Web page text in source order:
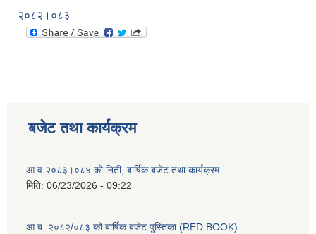
२०८२।०८३
बजेट तथा कार्यक्रम
आ व २०८३।०८४ को निती, बार्षिक बजेट तथा कार्यक्रम
मिति: 06/23/2026 - 09:22
आ.ब. २०८२/०८३ को बार्षिक बजेट पुस्तिका (RED BOOK)